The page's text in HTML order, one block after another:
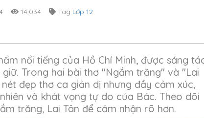
14,034 Tag Lớp 12
nổi tiếng của Hồ Chí Minh, được sáng
Trong hai bài thơ "Ngắm trăng" và "Lai
đẹp thơ ca giản dị nhưng đầy cảm xúc,
và khát vọng tự do của Bác. Theo dõi
trăng, Lai Tân để cảm nhận rõ hơn.